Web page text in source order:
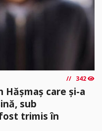
342
Hășmaș care și-a
sub
trimis în